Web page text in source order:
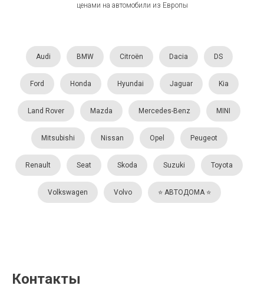
ценами на автомобили из Европы
Audi BMW Citroën Dacia DS
Ford Honda Hyundai Jaguar Kia
Land Rover Mazda Mercedes-Benz MINI
Mitsubishi Nissan Opel Peugeot
Renault Seat Skoda Suzuki Toyota
Volkswagen Volvo ⭐️ АВТОДОМА ⭐️
Контакты